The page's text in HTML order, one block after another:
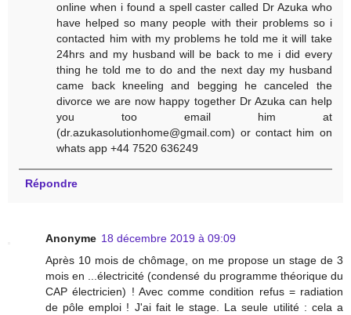
online when i found a spell caster called Dr Azuka who
have helped so many people with their problems so i
contacted him with my problems he told me it will take
24hrs and my husband will be back to me i did every
thing he told me to do and the next day my husband
came back kneeling and begging he canceled the
divorce we are now happy together Dr Azuka can help
you too email him at
(dr.azukasolutionhome@gmail.com) or contact him on
whats app +44 7520 636249
Répondre
Anonyme 18 décembre 2019 à 09:09
Après 10 mois de chômage, on me propose un stage de 3
mois en ...électricité (condensé du programme théorique du
CAP électricien) ! Avec comme condition refus = radiation
de pôle emploi ! J'ai fait le stage. La seule utilité : cela a